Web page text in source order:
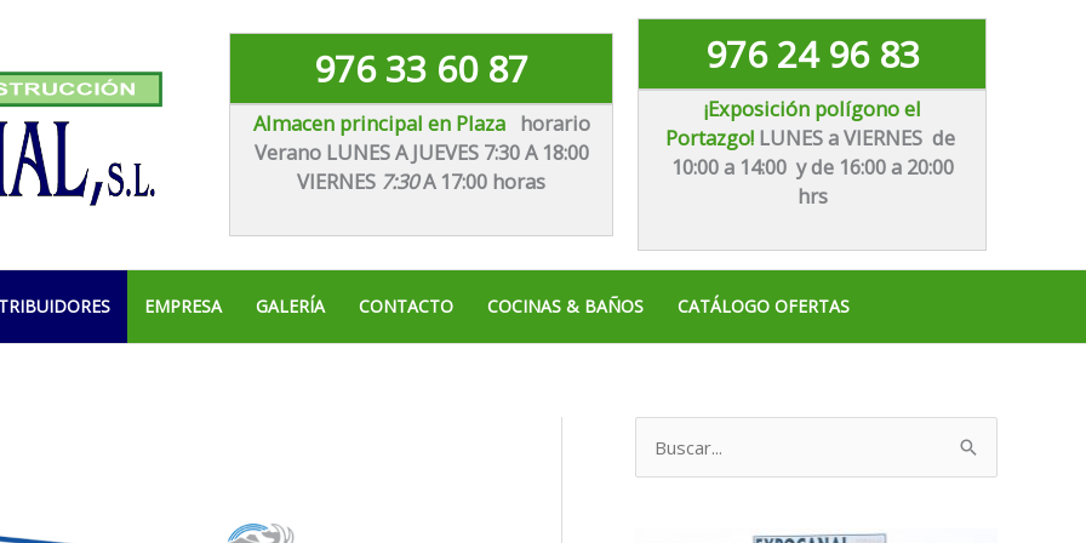
976 33 60 87
Almacen principal en Plaza horario
Verano LUNES A JUEVES 7:30 A 18:00
VIERNES 7:30A 17:00 horas
976 24 96 83
¡Exposición polígono el
Portazgo! LUNES a VIERNES de
10:00 a 14:00 y de 16:00 a 20:00
hrs
EMPRESA GALERÍA CONTACTO COCINAS & BAÑOS CATÁLOGO OFERTAS
u